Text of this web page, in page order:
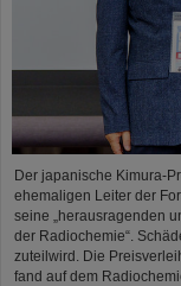
Der japanische Kimura-
ehemaligen Leiter der
seine „herausragenden
der Radiochemie“.
zuteilwird. Die
fand auf dem